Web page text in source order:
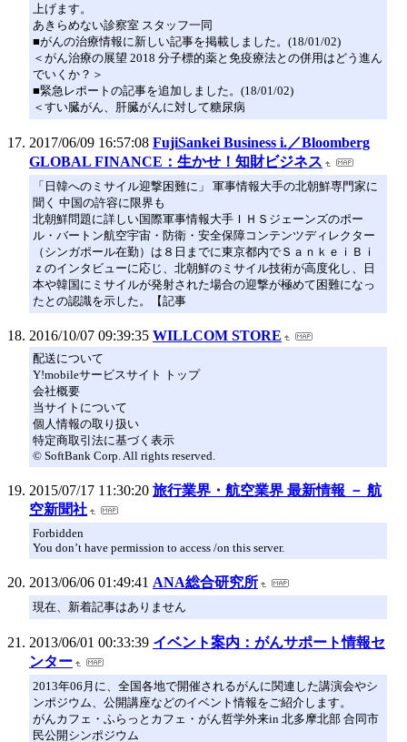
上げます。
あきらめない診察室 スタッフ一同
■がんの治療情報に新しい記事を掲載しました。(18/01/02)
＜がん治療の展望 2018 分子標的薬と免疫療法との併用はどう進ん
でいくか？＞
■緊急レポートの記事を追加しました。(18/01/02)
＜すい臓がん、肝臓がんに対して糖尿病
2017/06/09 16:57:08 FujiSankei Business i.／Bloomberg
GLOBAL FINANCE：生かせ！知財ビジネス
「日韓へのミサイル迎撃困難に」 軍事情報大手の北朝鮮専門家に
聞く 中国の許容に限界も
北朝鮮問題に詳しい国際軍事情報大手ＩＨＳジェーンズのポー
ル・バートン航空宇宙・防衛・安全保障コンテンツディレクター
（シンガポール在勤）は８日までに東京都内でＳａｎｋｅｉＢｉ
ｚのインタビューに応じ、北朝鮮のミサイル技術が高度化し、日
本や韓国にミサイルが発射された場合の迎撃が極めて困難になっ
たとの認識を示した。【記事
2016/10/07 09:39:35 WILLCOM STORE
配送について
Y!mobileサービスサイト トップ
会社概要
当サイトについて
個人情報の取り扱い
特定商取引法に基づく表示
© SoftBank Corp. All rights reserved.
2015/07/17 11:30:20 旅行業界・航空業界 最新情報 － 航
空新聞社
Forbidden
You don’t have permission to access /on this server.
2013/06/06 01:49:41 ANA総合研究所
現在、新着記事はありません
2013/06/01 00:33:39 イベント案内：がんサポート情報セ
ンター
2013年06月に、全国各地で開催されるがんに関連した講演会やシ
ンポジウム、公開講座などのイベント情報をご紹介します。
がんカフェ・ふらっとカフェ・がん哲学外来in 北多摩北部 合同市
民公開シンポジウム